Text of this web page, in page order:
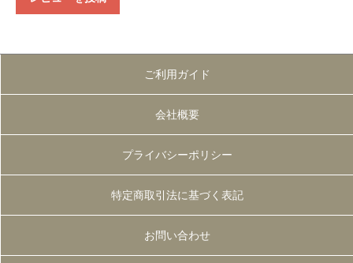
ご利用ガイド
会社概要
プライバシーポリシー
特定商取引法に基づく表記
お問い合わせ